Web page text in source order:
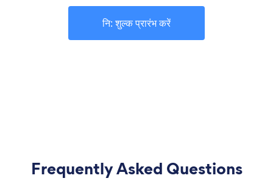
नि: शुल्क प्रारंभ करें
Frequently Asked Questions